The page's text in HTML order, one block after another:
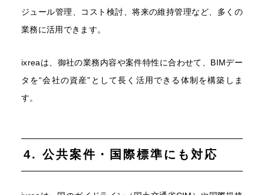
ジュール管理、コスト検討、将来の維持管理など、多くの
業務に活用できます。
ixreaは、御社の業務内容や案件特性に合わせて、BIMデー
タを“会社の資産”として長く活用できる体制を構築しま
す。
4. 公共案件・国際標準にも対応